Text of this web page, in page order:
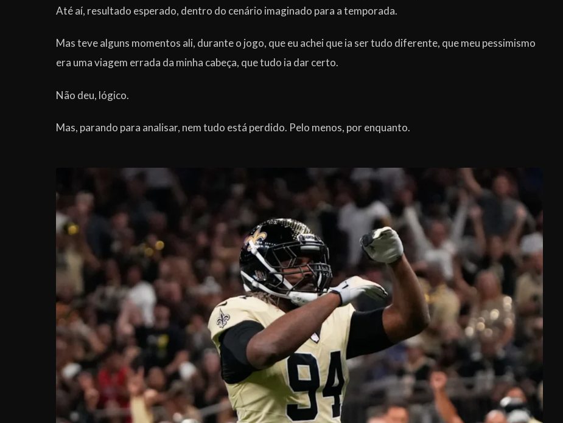
Até aí, resultado esperado, dentro do cenário imaginado para a temporada.
Mas teve alguns momentos ali, durante o jogo, que eu achei que ia ser tudo diferente, que meu pessimismo
era uma viagem errada da minha cabeça, que tudo ia dar certo.
Não deu, lógico.
Mas, parando para analisar, nem tudo está perdido. Pelo menos, por enquanto.